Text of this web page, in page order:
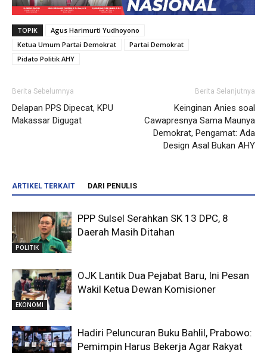
TOPIK
Agus Harimurti Yudhoyono
Ketua Umum Partai Demokrat
Partai Demokrat
Pidato Politik AHY
Berita Sebelumnya
Delapan PPS Dipecat, KPU
Makassar Digugat
Berita Selanjutnya
Keinginan Anies soal
Cawapresnya Sama Maunya
Demokrat, Pengamat: Ada
Design Asal Bukan AHY
ARTIKEL TERKAIT DARI PENULIS
POLITIK
PPP Sulsel Serahkan SK 13 DPC, 8
Daerah Masih Ditahan
EKONOMI
OJK Lantik Dua Pejabat Baru, Ini Pesan
Wakil Ketua Dewan Komisioner
Hadiri Peluncuran Buku Bahlil, Prabowo:
Pemimpin Harus Bekerja Agar Rakyat